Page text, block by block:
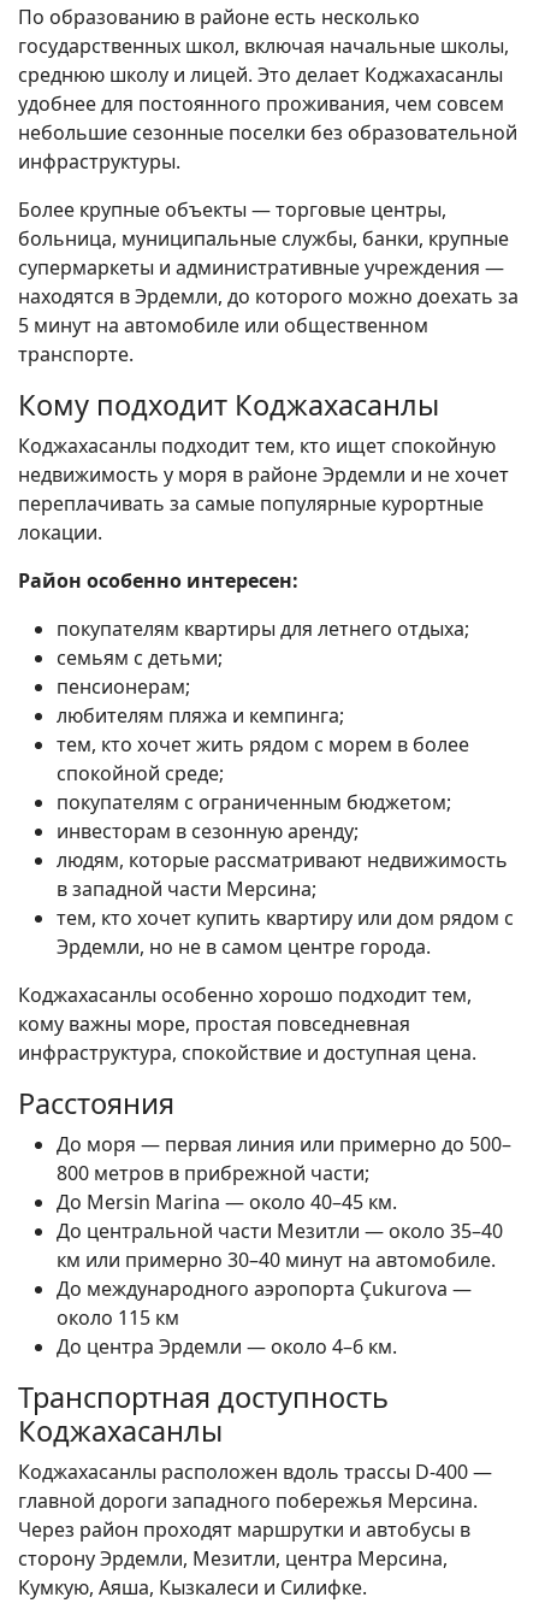
По образованию в районе есть несколько
государственных школ, включая начальные школы,
среднюю школу и лицей. Это делает Коджахасанлы
удобнее для постоянного проживания, чем совсем
небольшие сезонные поселки без образовательной
инфраструктуры.
Более крупные объекты — торговые центры,
больница, муниципальные службы, банки, крупные
супермаркеты и административные учреждения —
находятся в Эрдемли, до которого можно доехать за
5 минут на автомобиле или общественном
транспорте.
Кому подходит Коджахасанлы
Коджахасанлы подходит тем, кто ищет спокойную
недвижимость у моря в районе Эрдемли и не хочет
переплачивать за самые популярные курортные
локации.
Район особенно интересен:
покупателям квартиры для летнего отдыха;
семьям с детьми;
пенсионерам;
любителям пляжа и кемпинга;
тем, кто хочет жить рядом с морем в более
спокойной среде;
покупателям с ограниченным бюджетом;
инвесторам в сезонную аренду;
людям, которые рассматривают недвижимость
в западной части Мерсина;
тем, кто хочет купить квартиру или дом рядом с
Эрдемли, но не в самом центре города.
Коджахасанлы особенно хорошо подходит тем,
кому важны море, простая повседневная
инфраструктура, спокойствие и доступная цена.
Расстояния
До моря — первая линия или примерно до 500–
800 метров в прибрежной части;
До Mersin Marina — около 40–45 км.
До центральной части Мезитли — около 35–40
км или примерно 30–40 минут на автомобиле.
До международного аэропорта Çukurova —
около 115 км
До центра Эрдемли — около 4–6 км.
Транспортная доступность
Коджахасанлы
Коджахасанлы расположен вдоль трассы D-400 —
главной дороги западного побережья Мерсина.
Через район проходят маршрутки и автобусы в
сторону Эрдемли, Мезитли, центра Мерсина,
Кумкую, Аяша, Кызкалеси и Силифке.